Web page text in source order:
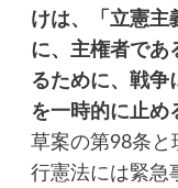
けは、「立憲主
に、主権者であ
るために、戦争
を一時的に止め
草案の第98条と
行憲法には緊急